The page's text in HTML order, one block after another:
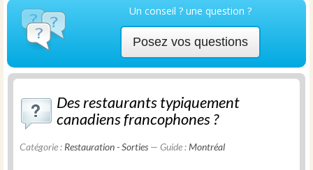
Un conseil ? une question ?
Posez vos questions
Des restaurants typiquement
canadiens francophones ?
Catégorie : Restauration - Sorties — Guide :Montréal